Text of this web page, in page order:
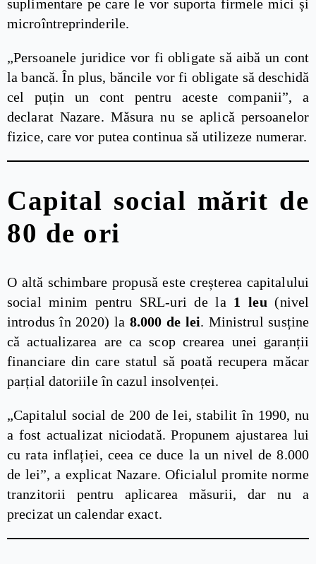
suplimentare pe care le vor suporta firmele mici și
microîntreprinderile.
„Persoanele juridice vor fi obligate să aibă un cont
la bancă. În plus, băncile vor fi obligate să deschidă
cel puțin un cont pentru aceste companii”, a
declarat Nazare. Măsura nu se aplică persoanelor
fizice, care vor putea continua să utilizeze numerar.
Capital social mărit de
80 de ori
O altă schimbare propusă este creșterea capitalului
social minim pentru SRL-uri de la 1 leu (nivel
introdus în 2020) la 8.000 de lei. Ministrul susține
că actualizarea are ca scop crearea unei garanții
financiare din care statul să poată recupera măcar
parțial datoriile în cazul insolvenței.
„Capitalul social de 200 de lei, stabilit în 1990, nu
a fost actualizat niciodată. Propunem ajustarea lui
cu rata inflației, ceea ce duce la un nivel de 8.000
de lei”, a explicat Nazare. Oficialul promite norme
tranzitorii pentru aplicarea măsurii, dar nu a
precizat un calendar exact.